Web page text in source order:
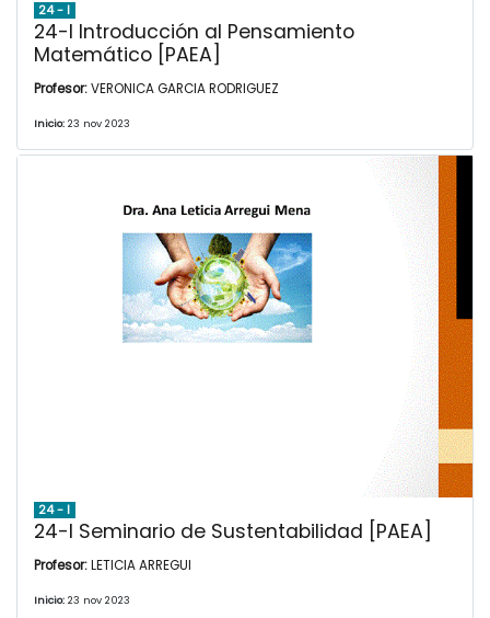
24 - I
24-I Introducción al Pensamiento
Matemático [PAEA]
Profesor:VERONICA GARCIA RODRIGUEZ
Inicio: 23 nov 2023
24 - I
24-I Seminario de Sustentabilidad [PAEA]
Profesor:LETICIA ARREGUI
Inicio: 23 nov 2023